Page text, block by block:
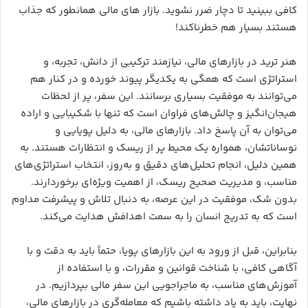
کافی ببینید تا دچار ضرر نشوید. بازار های مالی همانطور که جذاب
هستند بسیار هم خطرناکند!
هنر ترید در بازارهای مالی، نیازمند ترکیبی از دانش، تجربه، و
استراتژی است که همگی به یکدیگر پیوند خورده و در کنار هم
می‌توانند به موفقیت بسیاری برسانند. این سفر، پر از لحظات
هیجان‌انگیز و چالش‌های فراوان است که تنها با شکیبایی و اراده
می‌توان به آن پاسخ داد. بازارهای مالی، به دلیل پویایی و
نوساناتشان، همواره یک محیط پر از ریسک و انتظارات هستند. به
همین دلیل، انجام تحلیل‌های دقیق و به‌روز، انتخاب استراتژی‌های
مناسب، و مدیریت صحیح ریسک، از اهمیت ویژه‌ای برخوردارند.
بدون شک، موفقیت در این عرصه، به دنبال تلاش و پیشرفت مداوم
است که به تدریج انسان را به سمت اهدافش هدایت می‌کند.
بنابراین، قبل از ورود به این بازارهای پویا، حتماً باید به دقت و با
آگاهی کافی، با شناخت قوانین و مقررات، و با استفاده از
آموزش‌های مناسب، به ماجراجویی این سفر مالی بپردازیم. در
نهایت، باید به یاد داشته باشیم که معامله‌گری در بازارهای مالی،